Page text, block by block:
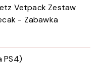
Vetpack Zestaw
- Zabawka
PS4)